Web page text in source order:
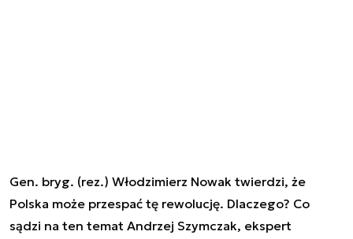
Gen. bryg. (rez.) Włodzimierz Nowak twierdzi, że
Polska może przespać tę rewolucję. Dlaczego? Co
sądzi na ten temat Andrzej Szymczak, ekspert